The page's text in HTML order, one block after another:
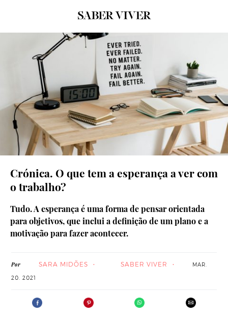
© Rawpixel
Crónica. O que tem a esperança a ver com
o trabalho?
Tudo. A esperança é uma forma de pensar orientada
para objetivos, que inclui a definição de um plano e a
motivação para fazer acontecer.
Por SARA MIDÕES SABER VIVER
MAR.
20. 2021